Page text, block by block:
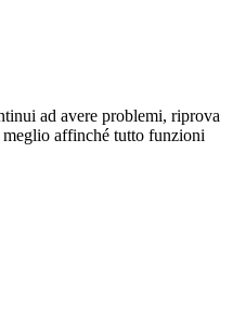
ad avere problemi, riprova
affinché tutto funzioni